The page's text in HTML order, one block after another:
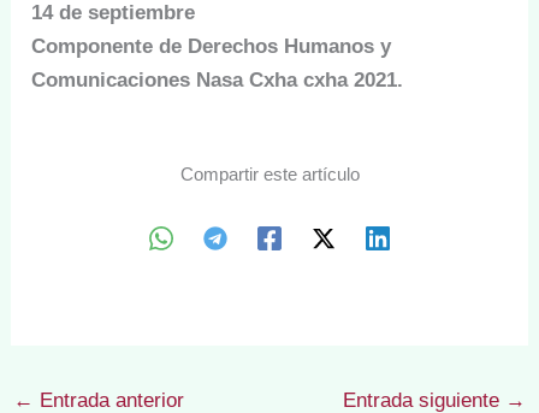
14 de septiembre
Componente de Derechos Humanos y
Comunicaciones Nasa Cxha cxha 2021.
Compartir este artículo
← Entrada anterior Entrada siguiente →